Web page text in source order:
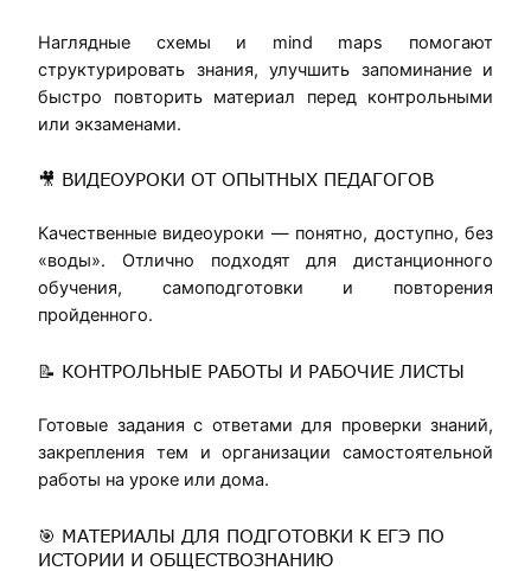
Наглядные схемы и mind maps помогают
структурировать знания, улучшить запоминание и
быстро повторить материал перед контрольными
или экзаменами.
🎥 ВИДЕОУРОКИ ОТ ОПЫТНЫХ ПЕДАГОГОВ
Качественные видеоуроки — понятно, доступно, без
«воды». Отлично подходят для дистанционного
обучения, самоподготовки и повторения
пройденного.
📝 КОНТРОЛЬНЫЕ РАБОТЫ И РАБОЧИЕ ЛИСТЫ
Готовые задания с ответами для проверки знаний,
закрепления тем и организации самостоятельной
работы на уроке или дома.
🎯 МАТЕРИАЛЫ ДЛЯ ПОДГОТОВКИ К ЕГЭ ПО
ИСТОРИИ И ОБЩЕСТВОЗНАНИЮ